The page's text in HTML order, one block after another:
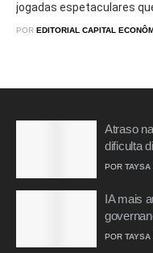
jogadas espetaculares
POR EDITORIAL CAPITAL
Atraso
dificulta
POR TAYSA
IA mais
POR TAYSA